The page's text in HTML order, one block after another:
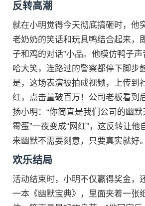
反转高潮
就在小明觉得今天彻底搞砸时，他
老奶奶的笑话和玩具鸭结合起来，
子和鸡的对话”小品。他模仿鸭子
哈大笑，连路过的警察都停下脚步
是，这场表演被拍成视频，上传到
红，点击量破百万！公司老板看到
扬小明：“你简直是我们公司的幽默
霉蛋”一夜变成“网红”，这反转让
来幽默不需要刻意，只要真实就好。
欢乐结局
活动结束时，小明不仅赢得奖金，
一本《幽默宝典》，里面夹着一张